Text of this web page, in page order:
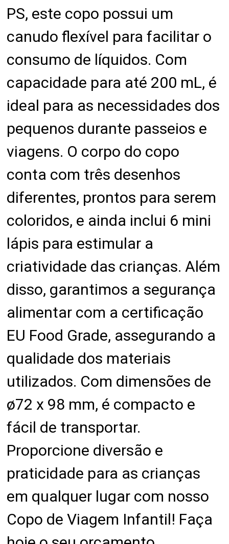
PS, este copo possui um
canudo flexível para facilitar o
consumo de líquidos. Com
capacidade para até 200 mL, é
ideal para as necessidades dos
pequenos durante passeios e
viagens. O corpo do copo
conta com três desenhos
diferentes, prontos para serem
coloridos, e ainda inclui 6 mini
lápis para estimular a
criatividade das crianças. Além
disso, garantimos a segurança
alimentar com a certificação
EU Food Grade, assegurando a
qualidade dos materiais
utilizados. Com dimensões de
ø72 x 98 mm, é compacto e
fácil de transportar.
Proporcione diversão e
praticidade para as crianças
em qualquer lugar com nosso
Copo de Viagem Infantil! Faça